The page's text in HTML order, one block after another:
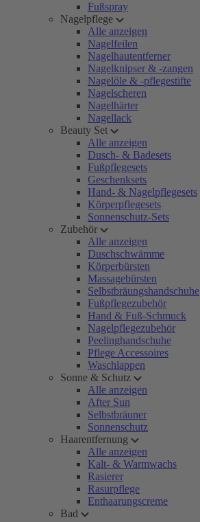
Fußspray
Nagelpflege
Alle anzeigen
Nagelfeilen
Nagelhautentferner
Nagelknipser & -zangen
Nagelöle & -pflegestifte
Nagelscheren
Nagelhärter
Nagellack
Beauty Set
Alle anzeigen
Dusch- & Badesets
Fußpflegesets
Geschenksets
Hand- & Nagelpflegesets
Körperpflegesets
Sonnenschutz-Sets
Zubehör
Alle anzeigen
Duschschwämme
Körperbürsten
Massagebürsten
Selbstbräungshandschuhe
Fußpflegezubehör
Hand & Fuß-Schmuck
Nagelpflegezubehör
Peelinghandschuhe
Pflege Accessoires
Waschlappen
Sonne & Schutz
Alle anzeigen
After Sun
Selbstbräuner
Sonnenschutz
Haarentfernung
Alle anzeigen
Kalt- & Warmwachs
Rasierer
Rasurpflege
Enthaarungscreme
Bad